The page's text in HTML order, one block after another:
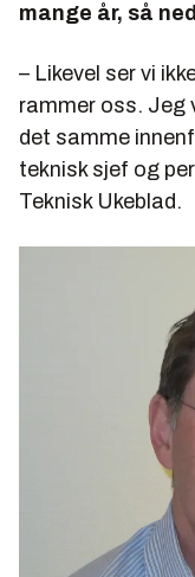
mange år, så
– Likevel ser vi
rammer oss. Jeg
det samme
teknisk sjef og
Teknisk Ukeblad.